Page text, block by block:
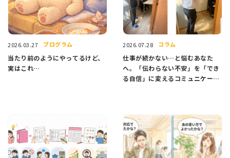
2026.03.27 プログラム
当たり前のようにやってるけど、
実はこれ…
2026.07.28 コラム
仕事が続かない…と悩むあなた
へ。「伝わらない不安」を「でき
る自信」に変えるコミュニケーシ